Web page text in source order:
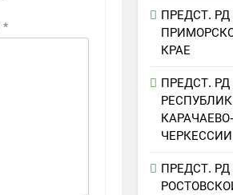
*
ПРЕДСТ. РД
КРАЕ
ПРЕДСТ. РД
КАРАЧАЕВО-
ЧЕРКЕССИИ
ПРЕДСТ. РД